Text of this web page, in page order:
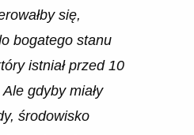
się,
bogatego stanu
istniał przed 10
gdyby miały
środowisko